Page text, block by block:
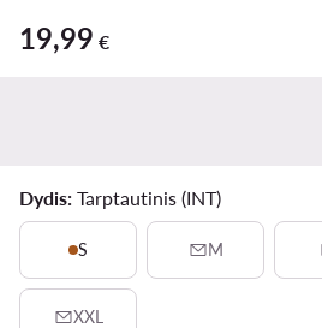
19,99 €
19,99 €
Dydis: Tarptautinis (INT)
S M
XXL